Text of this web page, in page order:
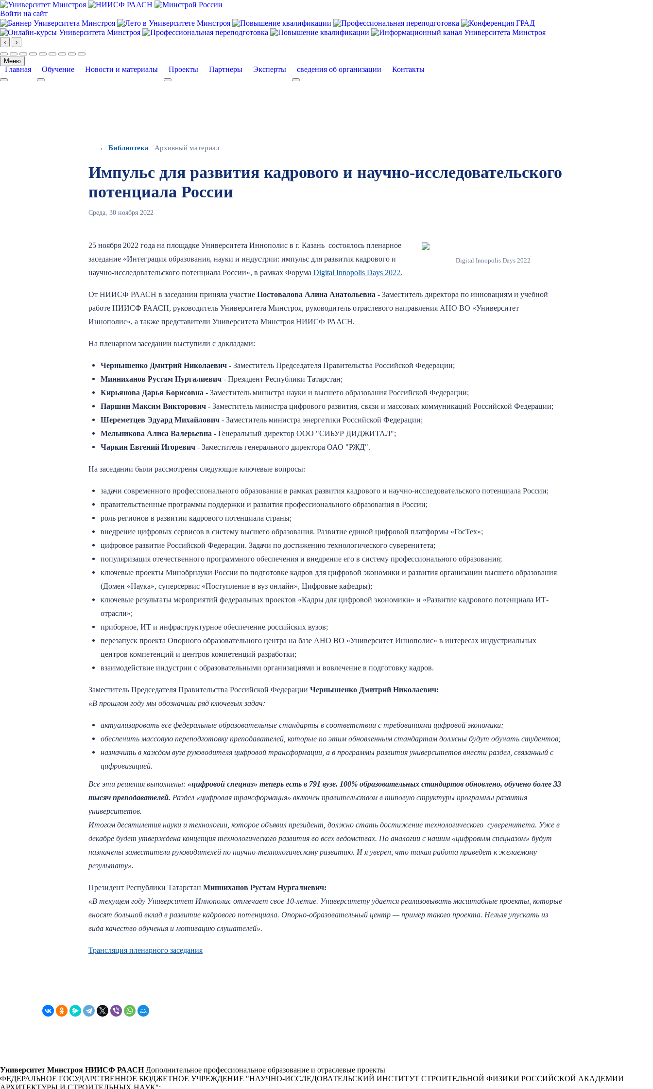
Войти на сайт
‹ ›
Меню
Главная
More about: Главная
Обучение
More about: Обучение
Новости и материалы Проекты
More about: Проекты
Партнеры Эксперты сведения об организации
More about: сведения об организации
Контакты
← Библиотека Архивный материал
Импульс для развития кадрового и научно-исследовательского
потенциала России
Среда, 30 ноября 2022
Digital Innopolis Days 2022
25 ноября 2022 года на площадке Университета Иннополис в г. Казань состоялось пленарное
заседание «Интеграция образования, науки и индустрии: импульс для развития кадрового и
научно-исследовательского потенциала России», в рамках Форума Digital Innopolis Days 2022.
От НИИСФ РААСН в заседании приняла участие Постовалова Алина Анатольевна - Заместитель директора по инновациям и учебной
работе НИИСФ РААСН, руководитель Университета Минстроя, руководитель отраслевого направления АНО ВО «Университет
Иннополис», а также представители Университета Минстроя НИИСФ РААСН.
На пленарном заседании выступили с докладами:
Чернышенко Дмитрий Николаевич - Заместитель Председателя Правительства Российской Федерации;
Минниханов Рустам Нургалиевич - Президент Республики Татарстан;
Кирьянова Дарья Борисовна - Заместитель министра науки и высшего образования Российской Федерации;
Паршин Максим Викторович - Заместитель министра цифрового развития, связи и массовых коммуникаций Российской Федерации;
Шереметцев Эдуард Михайлович - Заместитель министра энергетики Российской Федерации;
Мельникова Алиса Валерьевна - Генеральный директор ООО "СИБУР ДИДЖИТАЛ";
Чаркин Евгений Игоревич - Заместитель генерального директора ОАО "РЖД".
На заседании были рассмотрены следующие ключевые вопросы:
задачи современного профессионального образования в рамках развития кадрового и научно-исследовательского потенциала России;
правительственные программы поддержки и развития профессионального образования в России;
роль регионов в развитии кадрового потенциала страны;
внедрение цифровых сервисов в систему высшего образования. Развитие единой цифровой платформы «ГосТех»;
цифровое развитие Российской Федерации. Задачи по достижению технологического суверенитета;
популяризация отечественного программного обеспечения и внедрение его в систему профессионального образования;
ключевые проекты Минобрнауки России по подготовке кадров для цифровой экономики и развития организации высшего образования
(Домен «Наука», суперсервис «Поступление в вуз онлайн», Цифровые кафедры);
ключевые результаты мероприятий федеральных проектов «Кадры для цифровой экономики» и «Развитие кадрового потенциала ИТ-
отрасли»;
приборное, ИТ и инфраструктурное обеспечение российских вузов;
перезапуск проекта Опорного образовательного центра на базе АНО ВО «Университет Иннополис» в интересах индустриальных
центров компетенций и центров компетенций разработки;
взаимодействие индустрии с образовательными организациями и вовлечение в подготовку кадров.
Заместитель Председателя Правительства Российской Федерации Чернышенко Дмитрий Николаевич:
«В прошлом году мы обозначили ряд ключевых задач:
актуализировать все федеральные образовательные стандарты в соответствии с требованиями цифровой экономики;
обеспечить массовую переподготовку преподавателей, которые по этим обновленным стандартам должны будут обучать студентов;
назначить в каждом вузе руководителя цифровой трансформации, а в программы развития университетов внести раздел, связанный с
цифровизацией.
Все эти решения выполнены: «цифровой спецназ» теперь есть в 791 вузе. 100% образовательных стандартов обновлено, обучено более 33
тысяч преподавателей. Раздел «цифровая трансформация» включен правительством в типовую структуры программы развития
университетов.
Итогом десятилетия науки и технологии, которое объявил президент, должно стать достижение технологического суверенитета. Уже в
декабре будет утверждена концепция технологического развития во всех ведомствах. По аналогии с нашим «цифровым спецназом» будут
назначены заместители руководителей по научно-технологическому развитию. И я уверен, что такая работа приведет к желаемому
результату».
Президент Республики Татарстан Минниханов Рустам Нургалиевич:
«В текущем году Университет Иннополис отмечает свое 10-летие. Университету удается реализовывать масштабные проекты, которые
вносят большой вклад в развитие кадрового потенциала. Опорно-образовательный центр — пример такого проекта. Нельзя упускать из
вида качество обучения и мотивацию слушателей».
Трансляция пленарного заседания
Университет Минстроя НИИСФ РААСН Дополнительное профессиональное образование и отраслевые проекты
ФЕДЕРАЛЬНОЕ ГОСУДАРСТВЕННОЕ БЮДЖЕТНОЕ УЧРЕЖДЕНИЕ "НАУЧНО-ИССЛЕДОВАТЕЛЬСКИЙ ИНСТИТУТ СТРОИТЕЛЬНОЙ ФИЗИКИ РОССИЙСКОЙ АКАДЕМИИ
АРХИТЕКТУРЫ И СТРОИТЕЛЬНЫХ НАУК":